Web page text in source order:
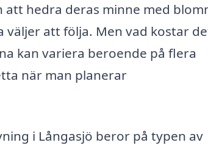
hedra deras minne med
att följa. Men vad kostar
kan variera beroende på flera
när man planerar
i Långasjö beror på typen av